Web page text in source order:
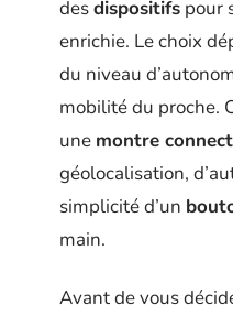
desdispositifs pour
enrichie. Le choix
du niveau
mobilité du proche.
une montre
géolocalisation,
simplicité d’un
main.
Avant de vous